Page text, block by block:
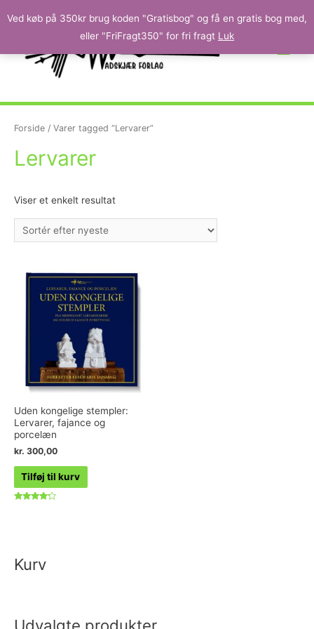
Ved køb på 350kr brug koden "Gratisbog" og få en gratis bog med,
eller "FriFragt350" for fri fragt Luk
Forside / Varer tagged “Lervarer”
Lervarer
Viser et enkelt resultat
Uden kongelige stempler:
Lervarer, fajance og
porcelæn
kr. 300,00
Tilføj til kurv
Kurv